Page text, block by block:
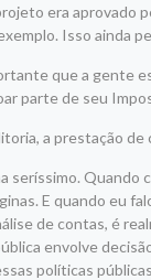
era aprovado
Isso ainda
que a gente
parte de seu
a prestação
seríssimo. Quando
E quando eu
de contas, é
envolve
políticas